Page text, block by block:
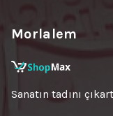
Morlalem
Sanatın tadını